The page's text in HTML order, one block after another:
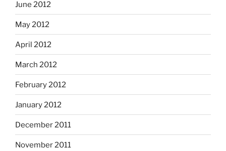
June 2012
May 2012
April 2012
March 2012
February 2012
January 2012
December 2011
November 2011